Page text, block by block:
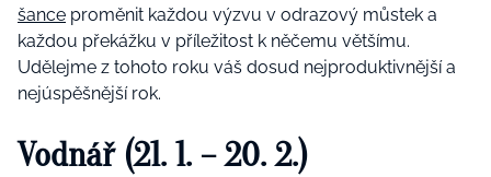
šance proměnit každou výzvu v odrazový můstek a
každou překážku v příležitost k něčemu většímu.
Udělejme z tohoto roku váš dosud nejproduktivnější a
nejúspěšnější rok.
Vodnář (21. 1. – 20. 2.)